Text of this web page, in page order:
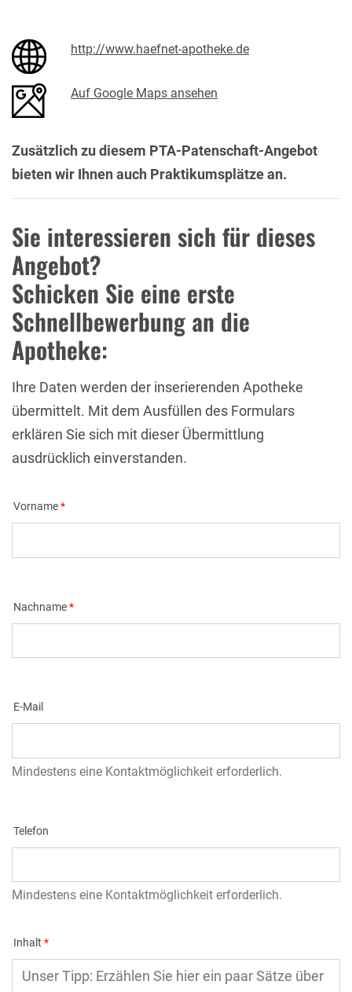
http://www.haefnet-apotheke.de
Auf Google Maps ansehen
Zusätzlich zu diesem PTA-Patenschaft-Angebot
bieten wir Ihnen auch Praktikumsplätze an.
Sie interessieren sich für dieses
Angebot?
Schicken Sie eine erste
Schnellbewerbung an die
Apotheke:
Ihre Daten werden der inserierenden Apotheke
übermittelt. Mit dem Ausfüllen des Formulars
erklären Sie sich mit dieser Übermittlung
ausdrücklich einverstanden.
Vorname
Nachname
E-Mail
Mindestens eine Kontaktmöglichkeit erforderlich.
Telefon
Mindestens eine Kontaktmöglichkeit erforderlich.
Inhalt